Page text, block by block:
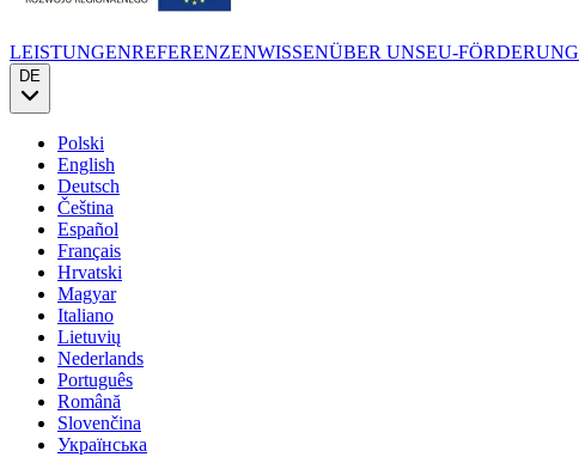
LEISTUNGENREFERENZENWISSENÜBER UNSEU-FÖRDERUNG
DE
Polski
English
Deutsch
Čeština
Español
Français
Hrvatski
Magyar
Italiano
Lietuvių
Nederlands
Português
Română
Slovenčina
Українська